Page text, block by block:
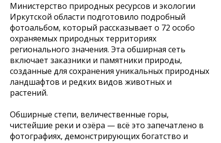
Министерство природных ресурсов и экологии
Иркутской области подготовило подробный
фотоальбом, который рассказывает о 72 особо
охраняемых природных территориях
регионального значения. Эта обширная сеть
включает заказники и памятники природы,
созданные для сохранения уникальных природных
ландшафтов и редких видов животных и
растений.
Обширные степи, величественные горы,
чистейшие реки и озёра — всё это запечатлено в
фотографиях, демонстрирующих богатство и